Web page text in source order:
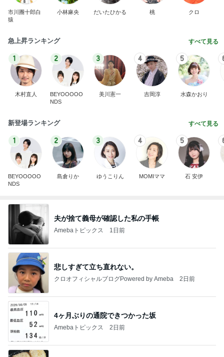
市川團十郎白
猿
小林麻央 だいたひかる 桃 クロ
急上昇ランキング すべて見る
1
木村直人
2
BEYOOOOO
NDS
3
美川憲一
4
吉岡淳
5
水森かおり
新登場ランキング すべて見る
1
BEYOOOOO
NDS
2
島倉りか
3
ゆうこりん
4
MOMIママ
5
石 安伊
夫が捨て義母が確認した私の手帳
Amebaトピックス 1日前
悲しすぎて立ち直れない。
クロオフィシャルブログPowered by Ameba 2日前
4ヶ月ぶりの通院できつかった坂
Amebaトピックス 2日前